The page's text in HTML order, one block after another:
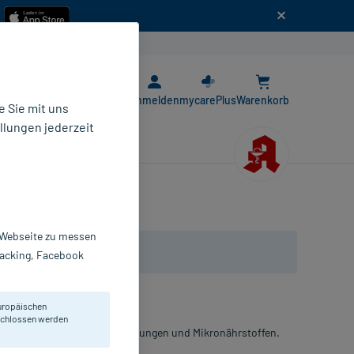
AnmeldenmycarePlusWarenkorb
mit Pflanzenextraktzubereitungen und Mikronährstoffen.
Sie mit uns
jederzeit
zu messen
Facebook
werden